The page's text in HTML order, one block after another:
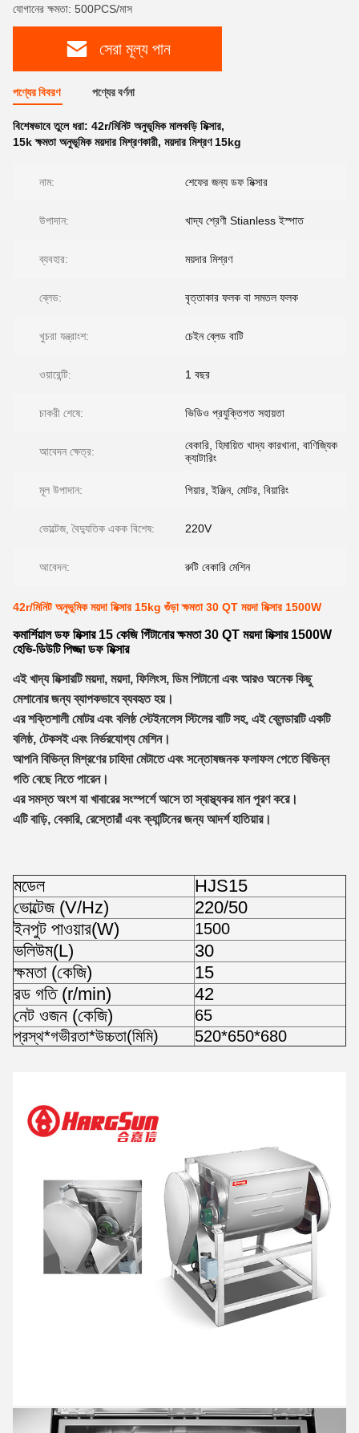
যোগানের ক্ষমতা: 500PCS/মাস
সেরা মূল্য পান
পণ্যের বিবরণ পণ্যের বর্ণনা
বিশেষভাবে তুলে ধরা: 42r/মিনিট অনুভূমিক মালকড়ি মিক্সার,
15k ক্ষমতা অনুভূমিক ময়দার মিশ্রণকারী, ময়দার মিশ্রণ 15kg
নাম: শেফের জন্য ডফ মিক্সার
উপাদান: খাদ্য শ্রেণী Stianless ইস্পাত
ব্যবহার: ময়দার মিশ্রণ
ব্লেড: বৃত্তাকার ফলক বা সমতল ফলক
খুচরা যন্ত্রাংশ: চেইন ব্লেড বাটি
ওয়ারেন্টি: 1 বছর
চাকরী শেষে: ভিডিও প্রযুক্তিগত সহায়তা
আবেদন ক্ষেত্র:
বেকারি, হিমায়িত খাদ্য কারখানা, বাণিজ্যিক
ক্যাটারিং
মূল উপাদান: গিয়ার, ইঞ্জিন, মোটর, বিয়ারিং
ভোল্টেজ, বৈদ্যুতিক একক বিশেষ: 220V
আবেদন: রুটি বেকারি মেশিন
42r/মিনিট অনুভূমিক ময়দা মিক্সার 15kg গুঁড়া ক্ষমতা 30 QT ময়দা মিক্সার 1500W
কমার্শিয়াল ডফ মিক্সার 15 কেজি গিঁটানোর ক্ষমতা 30 QT ময়দা মিক্সার 1500W
হেভি-ডিউটি ​​পিজ্জা ডফ মিক্সার
এই খাদ্য মিক্সারটি ময়দা, ময়দা, ফিলিংস, ডিম পিটানো এবং আরও অনেক কিছু
মেশানোর জন্য ব্যাপকভাবে ব্যবহৃত হয়।
এর শক্তিশালী মোটর এবং বলিষ্ঠ স্টেইনলেস স্টিলের বাটি সহ, এই ব্লেন্ডারটি একটি
বলিষ্ঠ, টেকসই এবং নির্ভরযোগ্য মেশিন।
আপনি বিভিন্ন মিশ্রণের চাহিদা মেটাতে এবং সন্তোষজনক ফলাফল পেতে বিভিন্ন
গতি বেছে নিতে পারেন।
এর সমস্ত অংশ যা খাবারের সংস্পর্শে আসে তা স্বাস্থ্যকর মান পূরণ করে।
এটি বাড়ি, বেকারি, রেস্তোরাঁ এবং ক্যান্টিনের জন্য আদর্শ হাতিয়ার।
মডেল
HJS15
ভোল্টেজ (V/Hz)
220/50
ইনপুট পাওয়ার(W)
1500
ভলিউম(L)
30
ক্ষমতা (কেজি)
15
রড গতি (r/min)
42
নেট ওজন (কেজি)
65
প্রস্থ*গভীরতা*উচ্চতা(মিমি)
520*650*680